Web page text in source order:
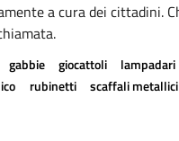
a cura dei cittadini.
gabbie giocattoli lampadari
rubinetti scaffali metallici